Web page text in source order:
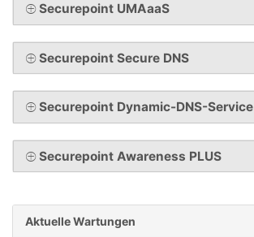
Securepoint UMAaaS
Securepoint Secure DNS
Securepoint Dynamic-DNS-Service
Securepoint Awareness PLUS
Aktuelle Wartungen